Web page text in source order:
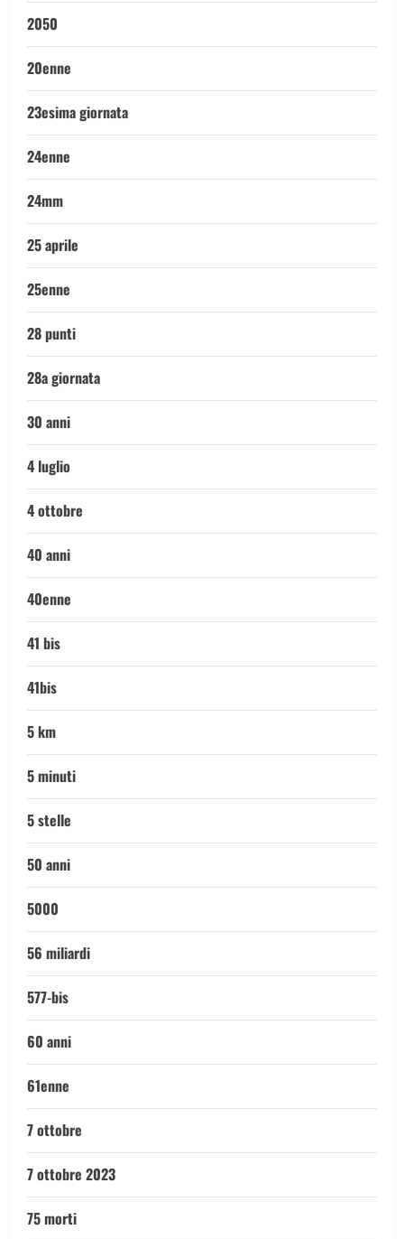
2050
20enne
23esima giornata
24enne
24mm
25 aprile
25enne
28 punti
28a giornata
30 anni
4 luglio
4 ottobre
40 anni
40enne
41 bis
41bis
5 km
5 minuti
5 stelle
50 anni
5000
56 miliardi
577-bis
60 anni
61enne
7 ottobre
7 ottobre 2023
75 morti